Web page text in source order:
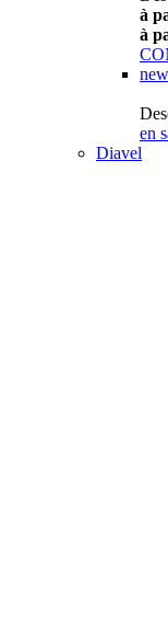
à
à
new
en
Diavel